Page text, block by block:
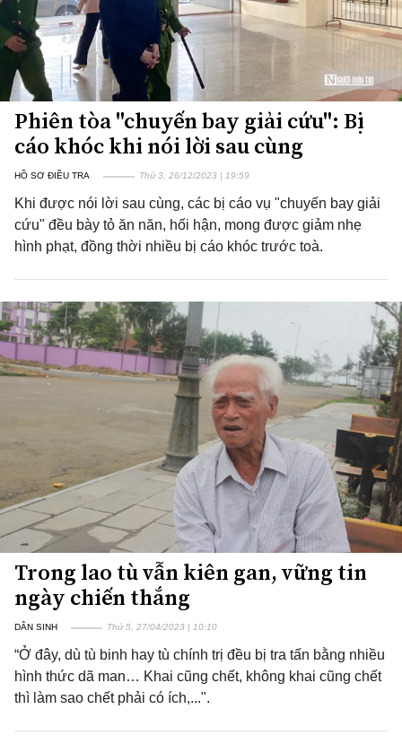
Phiên tòa "chuyến bay giải cứu": Bị
cáo khóc khi nói lời sau cùng
HỒ SƠ ĐIỀU TRA Thứ 3, 26/12/2023 | 19:59
Khi được nói lời sau cùng, các bị cáo vụ "chuyến bay giải
cứu" đều bày tỏ ăn năn, hối hận, mong được giảm nhẹ
hình phạt, đồng thời nhiều bị cáo khóc trước toà.
Trong lao tù vẫn kiên gan, vững tin
ngày chiến thắng
DÂN SINH Thứ 5, 27/04/2023 | 10:10
“Ở đây, dù tù binh hay tù chính trị đều bị tra tấn bằng nhiều
hình thức dã man… Khai cũng chết, không khai cũng chết
thì làm sao chết phải có ích,...".